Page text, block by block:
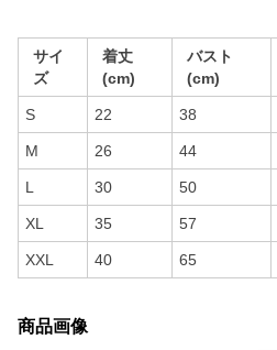
サイ
ズ
着丈
(cm)
バスト
(cm)
S 22 38
M 26 44
L 30 50
XL 35 57
XXL 40 65
商品画像